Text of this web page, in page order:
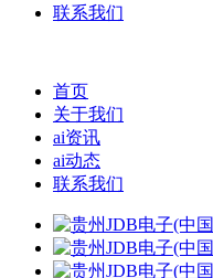
联系我们
首页
关于我们
ai资讯
ai动态
联系我们